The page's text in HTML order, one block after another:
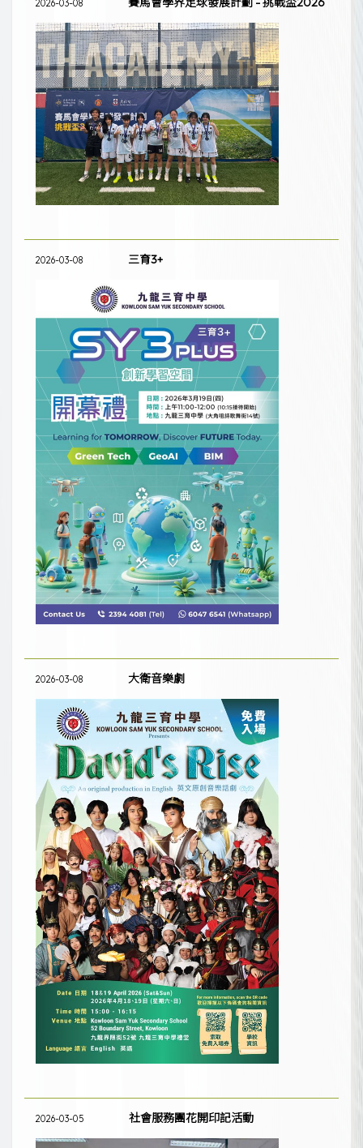
2026-03-08
2026-03-08 三育3+
2026-03-08 大衛音樂劇
2026-03-05 社會服務團花開印記活動